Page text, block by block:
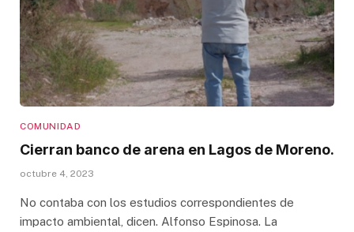
COMUNIDAD
Cierran banco de arena en Lagos de Moreno.
octubre 4, 2023
No contaba con los estudios correspondientes de
impacto ambiental, dicen. Alfonso Espinosa. La